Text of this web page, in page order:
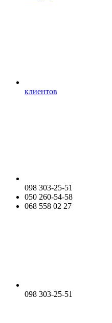
клиентов
098 303-25-51
050 260-54-58
068 558 02 27
098 303-25-51